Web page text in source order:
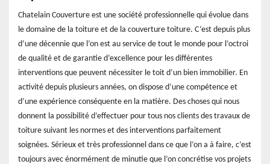
Chatelain Couverture est une société professionnelle qui évolue dans
le domaine de la toiture et de la couverture toiture. C’est depuis plus
d’une décennie que l’on est au service de tout le monde pour l’octroi
de qualité et de garantie d’excellence pour les différentes
interventions que peuvent nécessiter le toit d’un bien immobilier. En
activité depuis plusieurs années, on dispose d’une compétence et
d’une expérience conséquente en la matière. Des choses qui nous
donnent la possibilité d’effectuer pour tous nos clients des travaux de
toiture suivant les normes et des interventions parfaitement
soignées. Sérieux et très professionnel dans ce que l’on a à faire, c’est
toujours avec énormément de minutie que l’on concrétise vos projets